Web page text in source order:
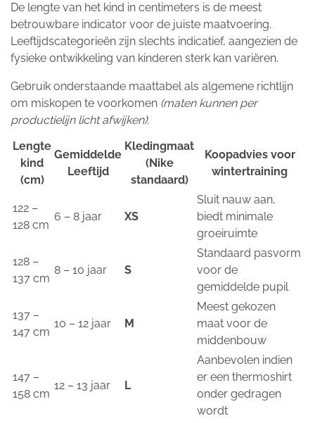
De lengte van het kind in centimeters is de meest
betrouwbare indicator voor de juiste maatvoering.
Leeftijdscategorieën zijn slechts indicatief, aangezien de
fysieke ontwikkeling van kinderen sterk kan variëren.
Gebruik onderstaande maattabel als algemene richtlijn
om miskopen te voorkomen (maten kunnen per
productielijn licht afwijken):
Lengte
kind
(cm)
Gemiddelde
Leeftijd
Kledingmaat
(Nike
standaard)
Koopadvies voor
wintertraining
122 –
128 cm
6 – 8 jaar XS
Sluit nauw aan,
biedt minimale
groeiruimte
128 –
137 cm
8 – 10 jaar S
Standaard pasvorm
voor de
gemiddelde pupil
137 –
147 cm
10 – 12 jaar M
Meest gekozen
maat voor de
middenbouw
147 –
158 cm
12 – 13 jaar L
Aanbevolen indien
er een thermoshirt
onder gedragen
wordt